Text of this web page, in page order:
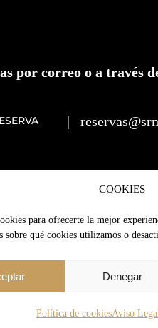
COOKIES
para ofrecerte la mejor
sobre qué cookies utilizamos o
Denegar
Política de cookiesAviso
por correo o a través
|